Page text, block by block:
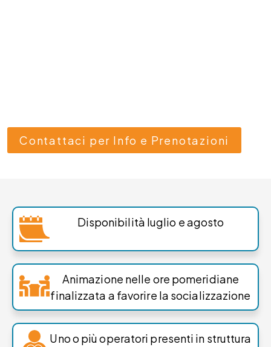
Contattaci per Info e Prenotazioni
Disponibilità luglio e agosto
Animazione nelle ore pomeridiane
finalizzata a favorire la socializzazione
Uno o più operatori presenti in struttura